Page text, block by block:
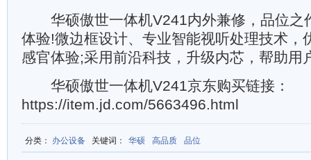
华硕傲世一体机V241内外兼修，品位之
体验!微边框设计、专业智能视听处理技术，
感官体验;采用前沿科技，升级内芯，帮助用
华硕傲世一体机V241京东购买链接：
https://item.jd.com/5663496.html
分类 ： 办公设备 关键词 ： 华硕 高品质 品位